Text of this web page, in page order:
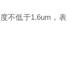
不低于1.6um，表